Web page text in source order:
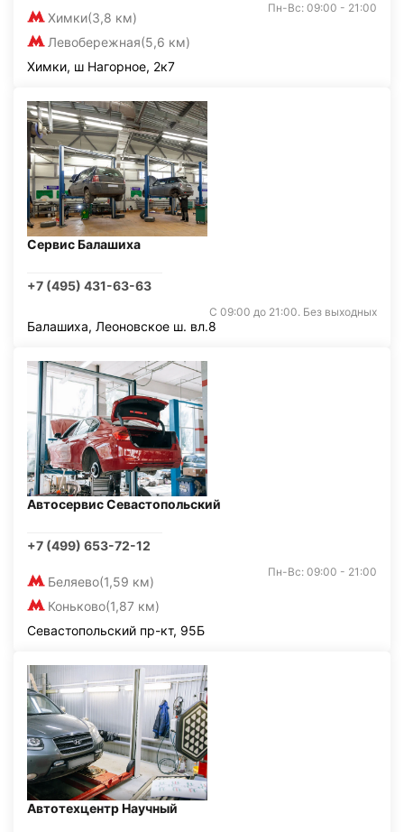
Химки(3,8 км)
Левобережная(5,6 км)
Пн-Вс: 09:00 - 21:00
Химки, ш Нагорное, 2к7
Сервис Балашиха
+7 (495) 431-63-63
С 09:00 до 21:00. Без выходных
Балашиха, Леоновское ш. вл.8
Автосервис Севастопольский
+7 (499) 653-72-12
Беляево(1,59 км)
Коньково(1,87 км)
Пн-Вс: 09:00 - 21:00
Севастопольский пр-кт, 95Б
Автотехцентр Научный